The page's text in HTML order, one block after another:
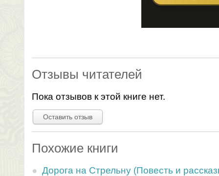
Отзывы читателей
Пока отзывов к этой книге нет.
Оставить отзыв
Похожие книги
Дорога на Стрельну (Повесть и